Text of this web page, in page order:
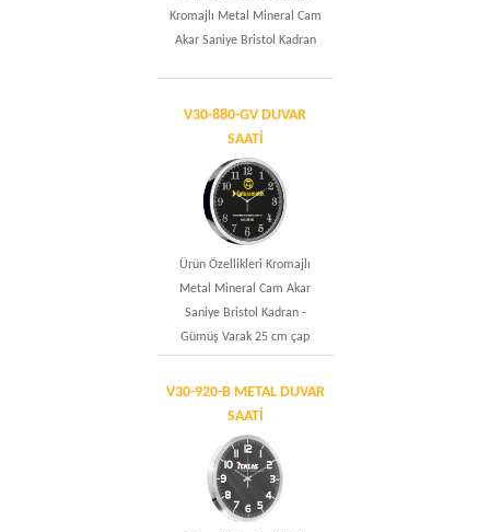
Kromajlı Metal Mineral Cam
Akar Saniye Bristol Kadran
V30-880-GV DUVAR
SAATİ
Ürün Özellikleri Kromajlı
Metal Mineral Cam Akar
Saniye Bristol Kadran -
Gümüş Varak 25 cm çap
V30-920-B METAL DUVAR
SAATİ